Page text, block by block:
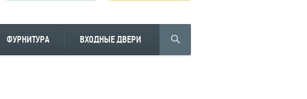
ФУРНИТУРА ВХОДНЫЕ ДВЕРИ